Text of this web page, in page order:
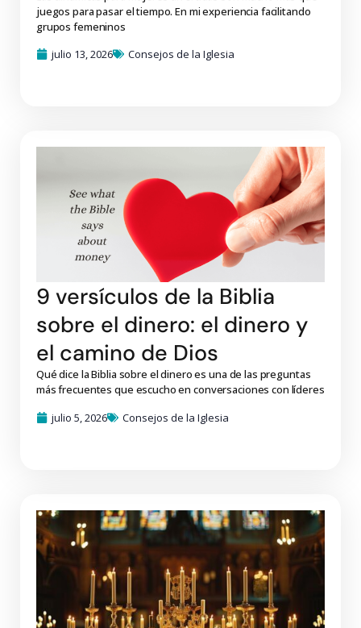
juegos para pasar el tiempo. En mi experiencia facilitando
grupos femeninos
julio 13, 2026
Consejos de la Iglesia
9 versículos de la Biblia
sobre el dinero: el dinero y
el camino de Dios
Qué dice la Biblia sobre el dinero es una de las preguntas
más frecuentes que escucho en conversaciones con líderes
julio 5, 2026
Consejos de la Iglesia